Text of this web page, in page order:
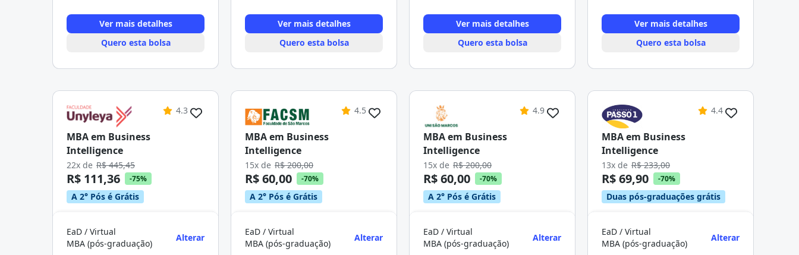
Ver mais detalhes
Quero esta bolsa
Ver mais detalhes
Quero esta bolsa
Ver mais detalhes
Quero esta bolsa
Ver mais detalhes
Quero esta bolsa
4.3
MBA em Business
Intelligence
22x de R$ 445,45
R$ 111,36 -75%
A 2° Pós é Grátis
EaD / Virtual
MBA (pós-graduação)
Alterar
4.5
MBA em Business
Intelligence
15x de R$ 200,00
R$ 60,00 -70%
A 2° Pós é Grátis
EaD / Virtual
MBA (pós-graduação)
Alterar
4.9
MBA em Business
Intelligence
15x de R$ 200,00
R$ 60,00 -70%
A 2° Pós é Grátis
EaD / Virtual
MBA (pós-graduação)
Alterar
4.4
MBA em Business
Intelligence
13x de R$ 233,00
R$ 69,90 -70%
Duas pós-graduações grátis
EaD / Virtual
MBA (pós-graduação)
Alterar